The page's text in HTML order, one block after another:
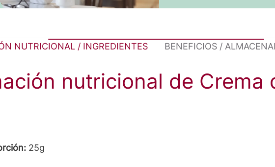
NUTRICIONAL / INGREDIENTES BENEFICIOS /
nutricional de Crema
25g